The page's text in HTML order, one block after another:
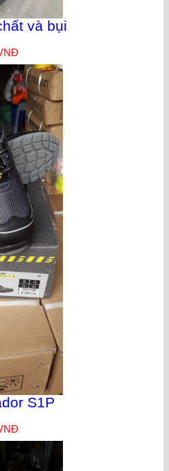
và bụi
S1P